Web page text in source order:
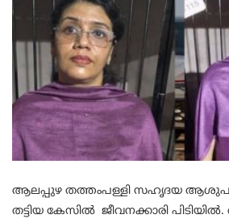
ആലപ്പുഴ തത്തംപള്ളി സഹൃദയ
തട്ടിയ കേസിൽ ജീവനക്കാരി